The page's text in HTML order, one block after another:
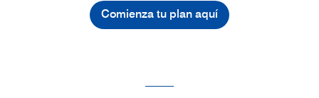
Comienza tu plan aquí